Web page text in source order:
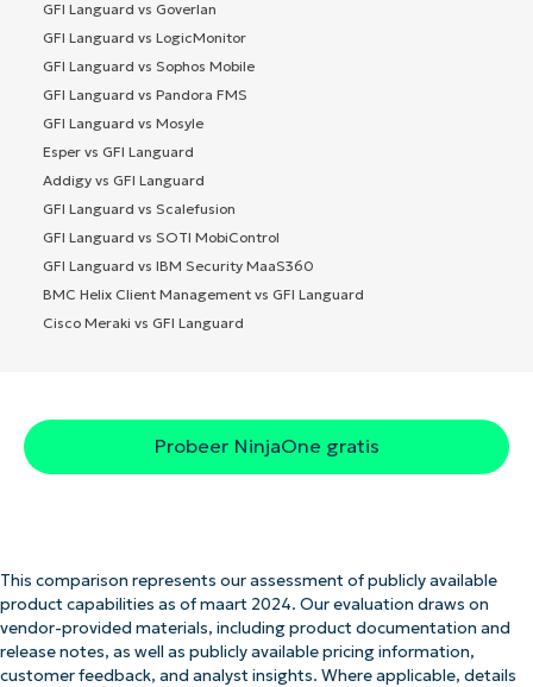
GFI Languard vs Goverlan
GFI Languard vs LogicMonitor
GFI Languard vs Sophos Mobile
GFI Languard vs Pandora FMS
GFI Languard vs Mosyle
Esper vs GFI Languard
Addigy vs GFI Languard
GFI Languard vs Scalefusion
GFI Languard vs SOTI MobiControl
GFI Languard vs IBM Security MaaS360
BMC Helix Client Management vs GFI Languard
Cisco Meraki vs GFI Languard
Probeer NinjaOne gratis
This comparison represents our assessment of publicly available
product capabilities as of maart 2024. Our evaluation draws on
vendor-provided materials, including product documentation and
release notes, as well as publicly available pricing information,
customer feedback, and analyst insights. Where applicable, details